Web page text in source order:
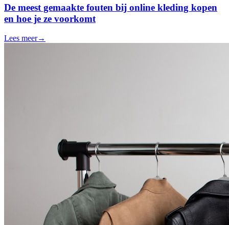
De meest gemaakte fouten bij online kleding kopen
en hoe je ze voorkomt
Lees meer→